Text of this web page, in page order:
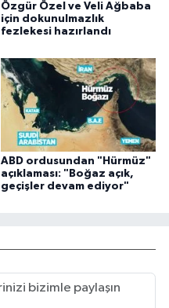
Özgür Özel ve Veli Ağbaba
için dokunulmazlık
fezlekesi hazırlandı
ABD ordusundan "Hürmüz"
açıklaması: "Boğaz açık,
geçişler devam ediyor"